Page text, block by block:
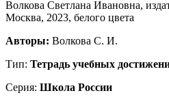
Авторы: Волкова С. И.
Тип: Тетрадь учебных
Серия: Школа России